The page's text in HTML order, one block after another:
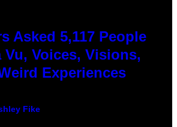
Asked 5,117 People
Vu, Voices, Visions,
Experiences
Fike